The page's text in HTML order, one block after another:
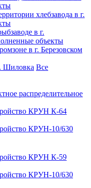
хлебзавода в г.
в г.
объекты
в г. Березовском
Шиловка Все
распределительное
КРУН К-64
КРУН-10/630
КРУН К-59
КРУН-10/630